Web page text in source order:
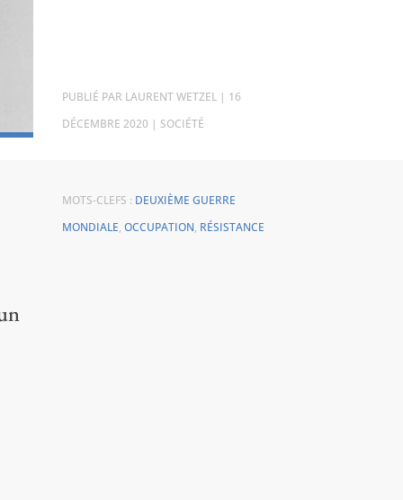
PAR LAURENT WETZEL | 16
DÉCEMBRE 2020 | SOCIÉTÉ
MOTS-CLEFS : DEUXIÈME GUERRE
MONDIALE, OCCUPATION, RÉSISTANCE